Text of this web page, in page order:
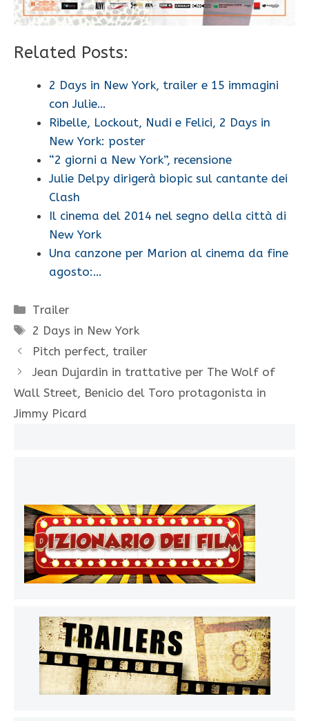
Related Posts:
2 Days in New York, trailer e 15 immagini
con Julie…
Ribelle, Lockout, Nudi e Felici, 2 Days in
New York: poster
“2 giorni a New York”, recensione
Julie Delpy dirigerà biopic sul cantante dei
Clash
Il cinema del 2014 nel segno della città di
New York
Una canzone per Marion al cinema da fine
agosto:…
Categorie
Trailer
Tag
2 Days in New York
Pitch perfect, trailer
Jean Dujardin in trattative per The Wolf of
Wall Street, Benicio del Toro protagonista in
Jimmy Picard